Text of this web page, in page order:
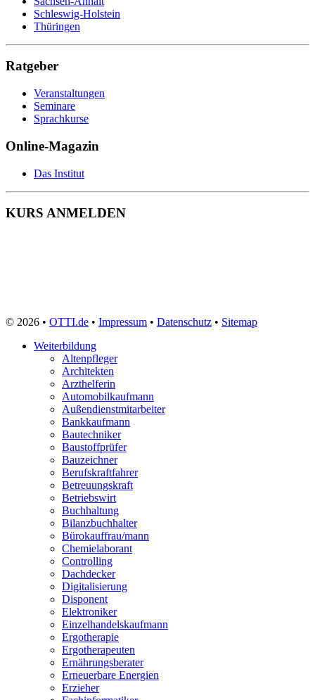
Schleswig-Holstein
Thüringen
Ratgeber
Veranstaltungen
Seminare
Sprachkurse
Online-Magazin
Das Institut
KURS ANMELDEN
© 2026 • OTTI.de • Impressum • Datenschutz • Sitemap
Weiterbildung
Altenpfleger
Architekten
Arzthelferin
Automobilkaufmann
Außendienstmitarbeiter
Bankkaufmann
Bautechniker
Baustoffprüfer
Bauzeichner
Berufskraftfahrer
Betreuungskraft
Betriebswirt
Buchhaltung
Bilanzbuchhalter
Bürokauffrau/mann
Chemielaborant
Controlling
Dachdecker
Digitalisierung
Disponent
Elektroniker
Einzelhandelskaufmann
Ergotherapie
Ergotherapeuten
Ernährungsberater
Erneuerbare Energien
Erzieher